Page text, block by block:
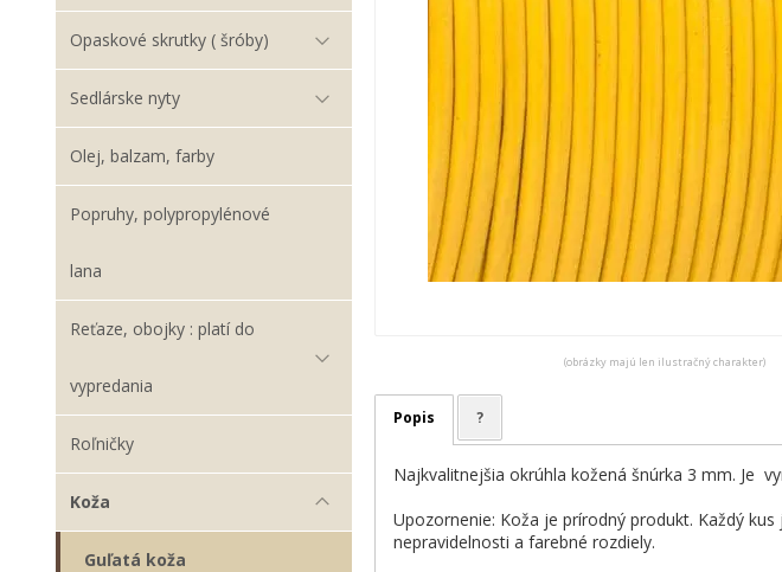
Opaskové skrutky ( šróby)
Sedlárske nyty
Olej, balzam, farby
Popruhy, polypropylénové
lana
Reťaze, obojky : platí do
vypredania
Roľničky
Koža
Guľatá koža
(obrázky majú len ilustračný charakter)
Popis ?
Najkvalitnejšia okrúhla kožená šnúrka 3 mm. Je
Upozornenie: Koža je prírodný produkt. Každý
nepravidelnosti a farebné rozdiely.